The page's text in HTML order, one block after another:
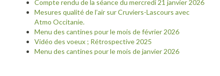
Compte rendu de la séance du mercredi 21 janvier 2026
Mesures qualité de l’air sur Cruviers-Lascours avec
Atmo Occitanie.
Menu des cantines pour le mois de février 2026
Vidéo des voeux ; Rétrospective 2025
Menu des cantines pour le mois de janvier 2026